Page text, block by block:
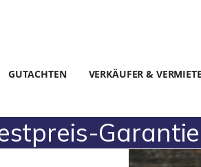
GUTACHTEN VERKÄUFER &